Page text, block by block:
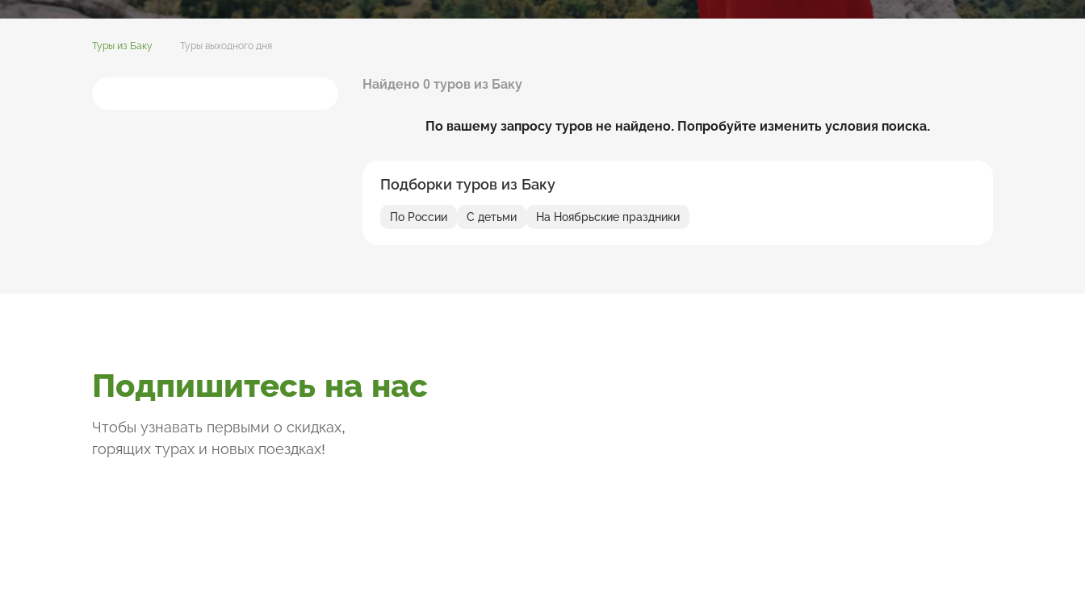
Туры из Баку Туры выходного дня
Найдено 0 туров из Баку
По вашему запросу туров не найдено. Попробуйте изменить условия поиска.
Подборки туров из Баку
По России С детьми На Ноябрьские праздники
Подпишитесь на нас
Чтобы узнавать первыми о скидках,
горящих турах и новых поездках!